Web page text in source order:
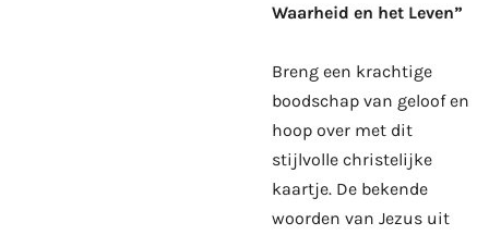
Waarheid en het Leven”
Breng een krachtige
boodschap van geloof en
hoop over met dit
stijlvolle christelijke
kaartje. De bekende
woorden van Jezus uit